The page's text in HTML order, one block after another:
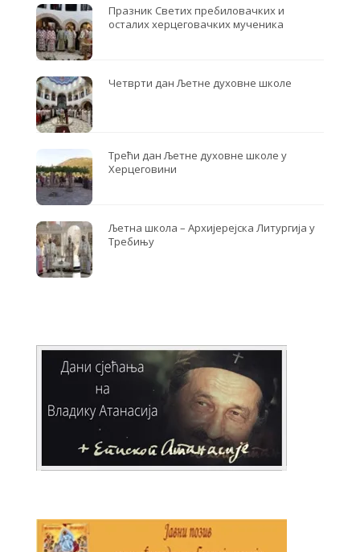
Празник Светих пребиловачких и
осталих херцеговачких мученика
Четврти дан Љетне духовне школе
Трећи дан Љетне духовне школе у
Херцеговини
Љетна школа – Архијерејска Литургија у
Требињу